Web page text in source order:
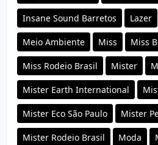
Insane Sound Barretos Lazer
Meio Ambiente Miss Miss
Miss Rodeio Brasil Mister
Mister Earth International
Mister Eco São Paulo Mister
Mister Rodeio Brasil Moda